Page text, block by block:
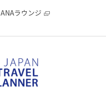
ANAラウンジ